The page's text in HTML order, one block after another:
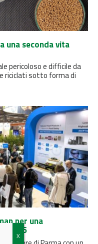
una seconda vita
pericoloso e difficile da
riciclati sotto forma di
per una
2026